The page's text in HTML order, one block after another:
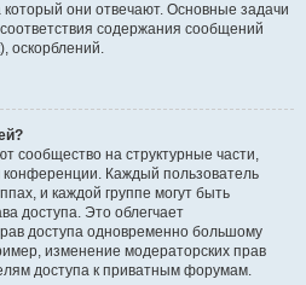
они отвечают. Основные задачи
содержания сообщений
оскорблений.
сообщество на структурные части,
Каждый пользователь
и каждой группе могут быть
доступа. Это облегчает
доступа одновременно большому
изменение модераторских прав
доступа к приватным форумам.